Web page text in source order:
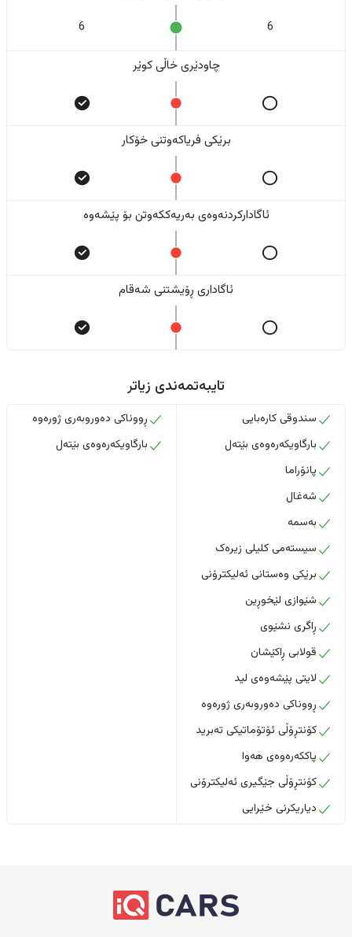
6
6
چاودێری خاڵی کوێر
برێکی فریاکەوتنی خۆکار
ئاگادارکردنەوەی بەریەککەوتن بۆ پێشەوە
ئاگاداری ڕۆیشتنی شەقام
تایبەتمەندی زیاتر
سندوقی کارەبایی
بارگاویکەرەوەی بێتەل
پانۆراما
شەغال
بەسمە
سیستەمی کلیلی زیرەک
برێکی وەستانی ئەلیکترۆنی
شێوازی لێخوڕین
ڕاگری نشێوی
قولابی ڕاکێشان
لایتی پێشەوەی لید
ڕووناکی دەوروبەری ژورەوە
کۆنتڕۆڵی ئۆتۆماتیکی تەبرید
پاککەرەوەی هەوا
کۆنتڕۆڵی جێگیری ئەلیکترۆنی
دیاریکرنی خێرایی
ڕووناکی دەوروبەری ژورەوە
بارگاویکەرەوەی بێتەل